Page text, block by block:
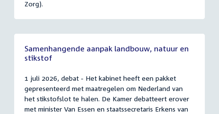
Zorg).
Samenhangende aanpak landbouw, natuur en
stikstof
1 juli 2026, debat - Het kabinet heeft een pakket
gepresenteerd met maatregelen om Nederland van
het stikstofslot te halen. De Kamer debatteert erover
met minister Van Essen en staatssecretaris Erkens van